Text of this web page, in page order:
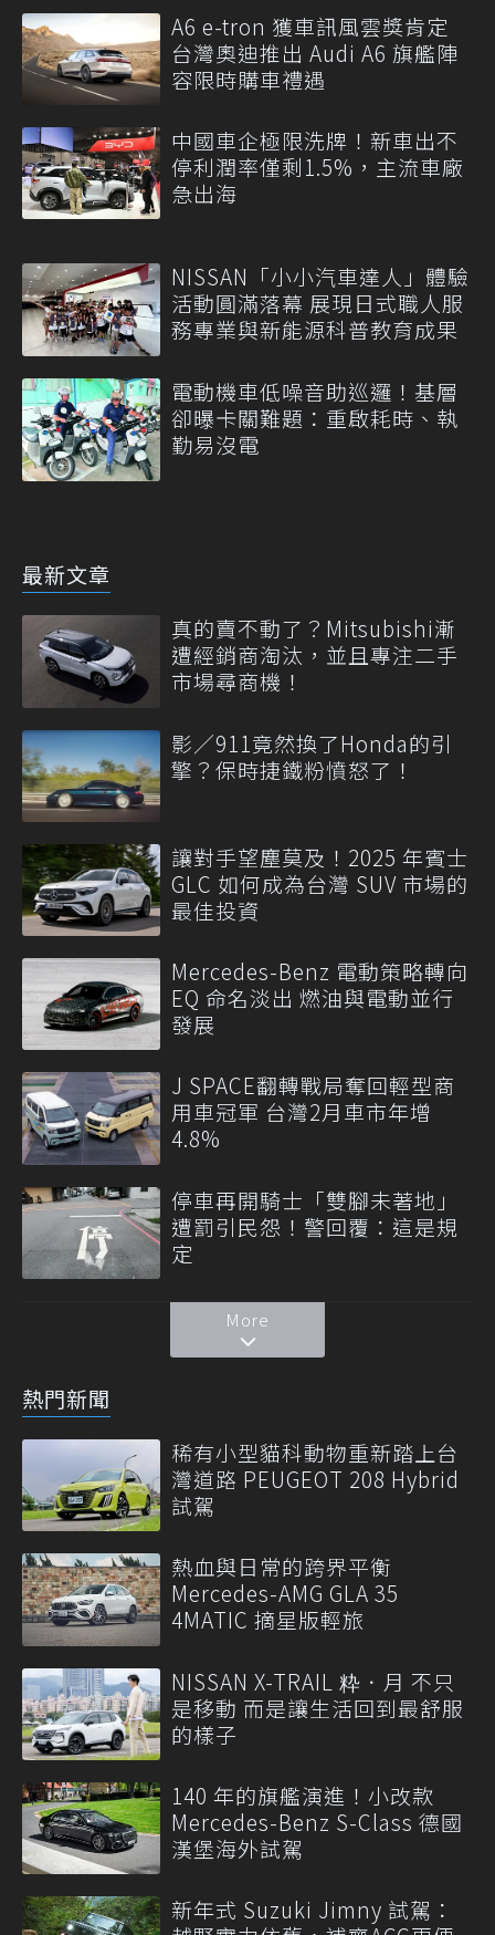
A6 e-tron 獲車訊風雲獎肯定
台灣奧迪推出 Audi A6 旗艦陣
容限時購車禮遇
中國車企極限洗牌！新車出不
停利潤率僅剩1.5%，主流車廠
急出海
NISSAN「小小汽車達人」體驗
活動圓滿落幕 展現日式職人服
務專業與新能源科普教育成果
電動機車低噪音助巡邏！基層
卻曝卡關難題：重啟耗時、執
勤易沒電
最新文章
真的賣不動了？Mitsubishi漸
遭經銷商淘汰，並且專注二手
市場尋商機！
影／911竟然換了Honda的引
擎？保時捷鐵粉憤怒了！
讓對手望塵莫及！2025 年賓士
GLC 如何成為台灣 SUV 市場的
最佳投資
Mercedes-Benz 電動策略轉向
EQ 命名淡出 燃油與電動並行
發展
J SPACE翻轉戰局奪回輕型商
用車冠軍 台灣2月車市年增
4.8%
停車再開騎士「雙腳未著地」
遭罰引民怨！警回覆：這是規
定
More
熱門新聞
稀有小型貓科動物重新踏上台
灣道路 PEUGEOT 208 Hybrid
試駕
熱血與日常的跨界平衡
Mercedes-AMG GLA 35
4MATIC 摘星版輕旅
NISSAN X-TRAIL 粋．月 不只
是移動 而是讓生活回到最舒服
的樣子
140 年的旗艦演進！小改款
Mercedes-Benz S-Class 德國
漢堡海外試駕
新年式 Suzuki Jimny 試駕：